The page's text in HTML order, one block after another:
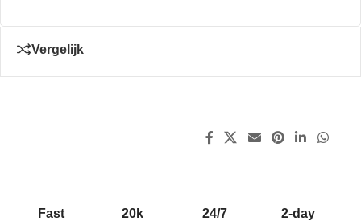
Vergelijk
Fast
20k
24/7
2-day